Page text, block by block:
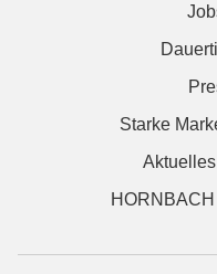
Starke